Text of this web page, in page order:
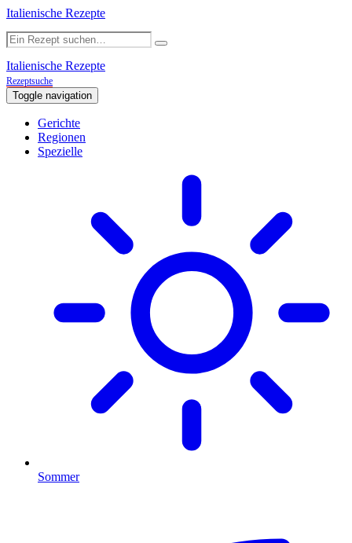
Italienische Rezepte
Italienische Rezepte
Rezeptsuche
Toggle navigation
Gerichte
Regionen
Spezielle
Sommer